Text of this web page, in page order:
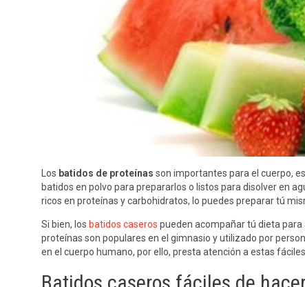
Los batidos de proteínas son importantes para el cuerpo,
batidos en polvo para prepararlos o listos para disolver en
ricos en proteínas y carbohidratos, lo puedes preparar tú
Si bien, los batidos caseros pueden acompañar tú dieta
proteínas son populares en el gimnasio y utilizado por
en el cuerpo humano, por ello, presta atención a estas fáciles